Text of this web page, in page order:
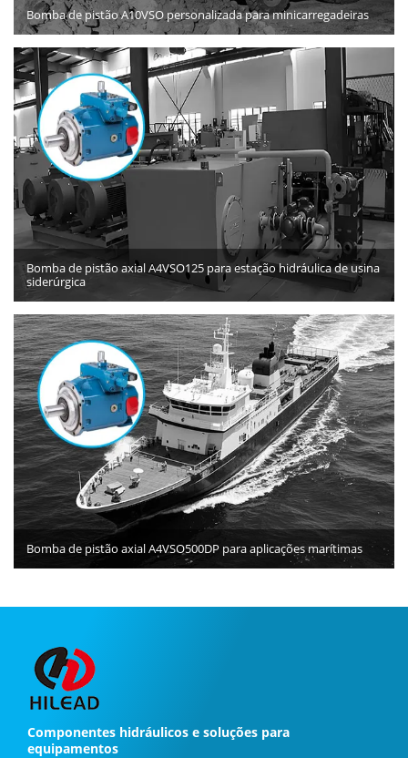
Bomba de pistão A10VSO personalizada para minicarregadeiras
Bomba de pistão axial A4VSO125 para estação hidráulica de usina
siderúrgica
Bomba de pistão axial A4VSO500DP para aplicações marítimas
Componentes hidráulicos e soluções para
equipamentos